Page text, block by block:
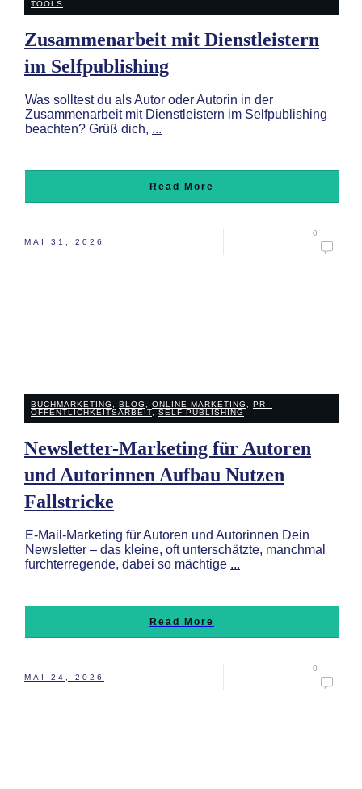
TOOLS
Zusammenarbeit mit Dienstleistern
im Selfpublishing
Was solltest du als Autor oder Autorin in der
Zusammenarbeit mit Dienstleistern im Selfpublishing
beachten? Grüß dich, ...
Read More
MAI 31, 2026
0
BUCHMARKETING BLOG ONLINE-MARKETING
PR -
ÖFFENTLICHKEITSARBEIT
SELF-PUBLISHING
Newsletter-Marketing für Autoren
und Autorinnen Aufbau Nutzen
Fallstricke
E-Mail-Marketing für Autoren und Autorinnen Dein
Newsletter – das kleine, oft unterschätzte, manchmal
furchterregende, dabei so mächtige ...
Read More
MAI 24, 2026
0